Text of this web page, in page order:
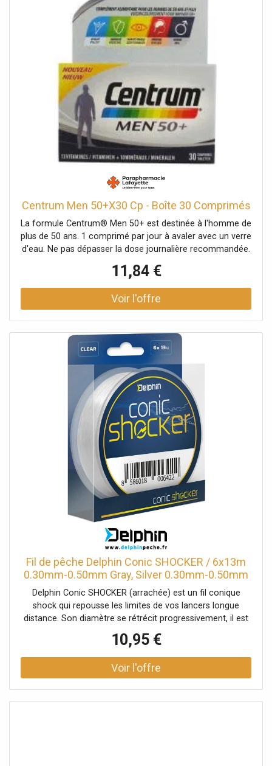
Centrum Men 50+X30 Cp - Boîte 30 Comprimés
La formule Centrum® Men 50+ est destinée à l'homme de
plus de 50 ans. 1 comprimé par jour à avaler avec un verre
d'eau. Ne pas dépasser la dose journalière recommandée.
équilibrée sont
11,84 €
Fil de pêche Delphin Conic SHOCKER / 6x13m
0.30mm-0.50mm Gray, Silver 0.30mm-0.50mm
Delphin Conic SHOCKER (arrachée) est un fil conique
shock qui repousse les limites de vos lancers longue
distance. Son diamѐtre se rétrécit progressivement, il est
donc possible de le relier avec une tête de ligne grâce à
un nœud très petit. C'est un des paramètres clés pour le
débobinage plus simple et pour le passage plus fluide par
les anneaux. À l'autre bout de la ligne, il est assez épais et
10,95 €